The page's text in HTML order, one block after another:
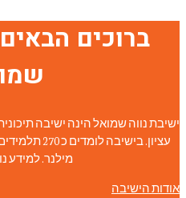
ברוכים
ישיבת נווה שמואל הינה ישיבה
עציון.
מילנר. למידע
אודות הישיבה